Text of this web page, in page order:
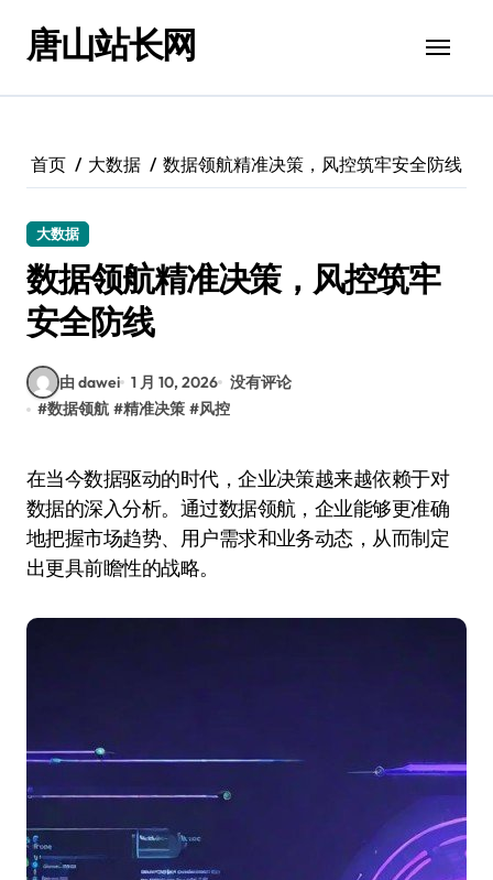
唐山站长网
首页 大数据 数据领航精准决策，风控筑牢安全防线
大数据
数据领航精准决策，风控筑牢
安全防线
由 dawei 1 月 10, 2026 没有评论
#数据领航 #精准决策 #风控
在当今数据驱动的时代，企业决策越来越依赖于对
数据的深入分析。通过数据领航，企业能够更准确
地把握市场趋势、用户需求和业务动态，从而制定
出更具前瞻性的战略。